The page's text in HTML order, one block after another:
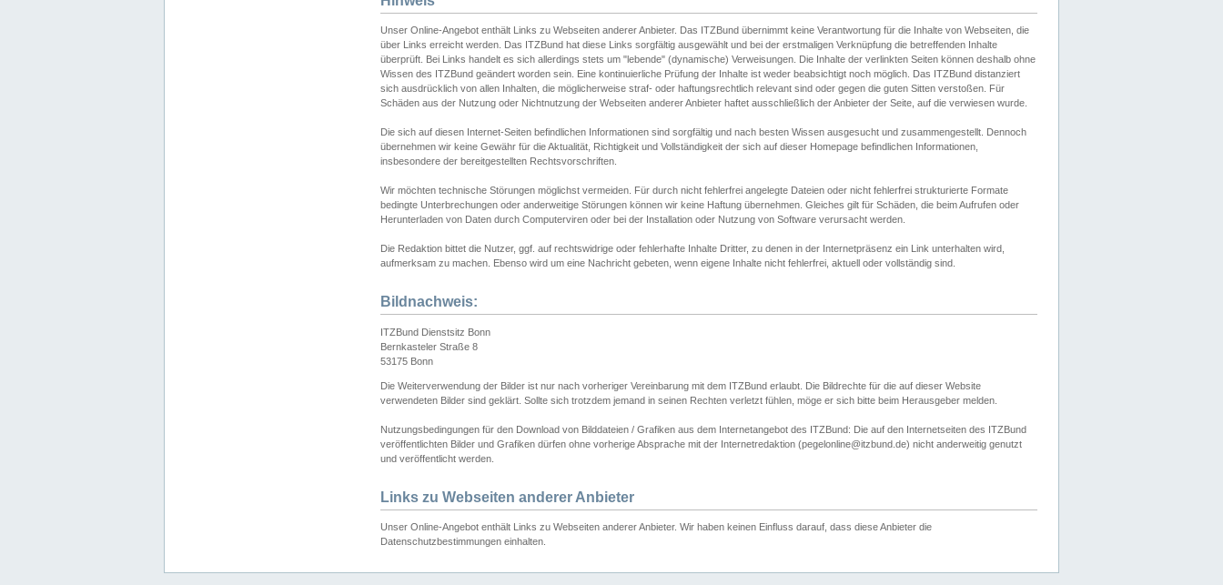
Unser Online-Angebot enthält Links zu Webseiten anderer Anbieter. Das ITZBund übernimmt keine Verantwortung für die Inhalte von Webseiten, die
über Links erreicht werden. Das ITZBund hat diese Links sorgfältig ausgewählt und bei der erstmaligen Verknüpfung die betreffenden Inhalte
überprüft. Bei Links handelt es sich allerdings stets um "lebende" (dynamische) Verweisungen. Die Inhalte der verlinkten Seiten können deshalb ohne
Wissen des ITZBund geändert worden sein. Eine kontinuierliche Prüfung der Inhalte ist weder beabsichtigt noch möglich. Das ITZBund distanziert
sich ausdrücklich von allen Inhalten, die möglicherweise straf- oder haftungsrechtlich relevant sind oder gegen die guten Sitten verstoßen. Für
Schäden aus der Nutzung oder Nichtnutzung der Webseiten anderer Anbieter haftet ausschließlich der Anbieter der Seite, auf die verwiesen wurde.
Die sich auf diesen Internet-Seiten befindlichen Informationen sind sorgfältig und nach besten Wissen ausgesucht und zusammengestellt. Dennoch
übernehmen wir keine Gewähr für die Aktualität, Richtigkeit und Vollständigkeit der sich auf dieser Homepage befindlichen Informationen,
insbesondere der bereitgestellten Rechtsvorschriften.
Wir möchten technische Störungen möglichst vermeiden. Für durch nicht fehlerfrei angelegte Dateien oder nicht fehlerfrei strukturierte Formate
bedingte Unterbrechungen oder anderweitige Störungen können wir keine Haftung übernehmen. Gleiches gilt für Schäden, die beim Aufrufen oder
Herunterladen von Daten durch Computerviren oder bei der Installation oder Nutzung von Software verursacht werden.
Die Redaktion bittet die Nutzer, ggf. auf rechtswidrige oder fehlerhafte Inhalte Dritter, zu denen in der Internetpräsenz ein Link unterhalten wird,
aufmerksam zu machen. Ebenso wird um eine Nachricht gebeten, wenn eigene Inhalte nicht fehlerfrei, aktuell oder vollständig sind.
Bildnachweis:
ITZBund Dienstsitz Bonn
Bernkasteler Straße 8
53175 Bonn
Die Weiterverwendung der Bilder ist nur nach vorheriger Vereinbarung mit dem ITZBund erlaubt. Die Bildrechte für die auf dieser Website
verwendeten Bilder sind geklärt. Sollte sich trotzdem jemand in seinen Rechten verletzt fühlen, möge er sich bitte beim Herausgeber melden.
Nutzungsbedingungen für den Download von Bilddateien / Grafiken aus dem Internetangebot des ITZBund: Die auf den Internetseiten des ITZBund
veröffentlichten Bilder und Grafiken dürfen ohne vorherige Absprache mit der Internetredaktion (pegelonline@itzbund.de) nicht anderweitig genutzt
und veröffentlicht werden.
Links zu Webseiten anderer Anbieter
Unser Online-Angebot enthält Links zu Webseiten anderer Anbieter. Wir haben keinen Einfluss darauf, dass diese Anbieter die
Datenschutzbestimmungen einhalten.